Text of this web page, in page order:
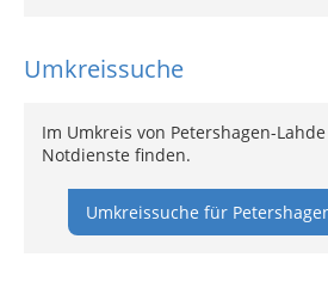
Umkreissuche
Im Umkreis von Petershagen-
Notdienste finden.
Umkreissuche für